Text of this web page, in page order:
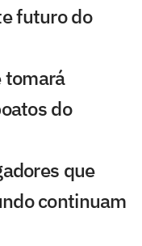
futuro do
tomará
do
que
continuam